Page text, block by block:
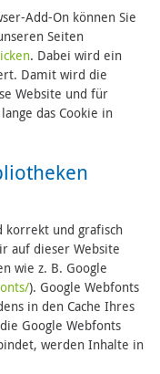
Add-On können Sie
Seiten
. Dabei wird ein
Damit wird die
Website und für
das Cookie in
korrekt und grafisch
auf dieser Website
wie z. B. Google
). Google Webfonts
in den Cache Ihres
Google Webfonts
werden Inhalte in